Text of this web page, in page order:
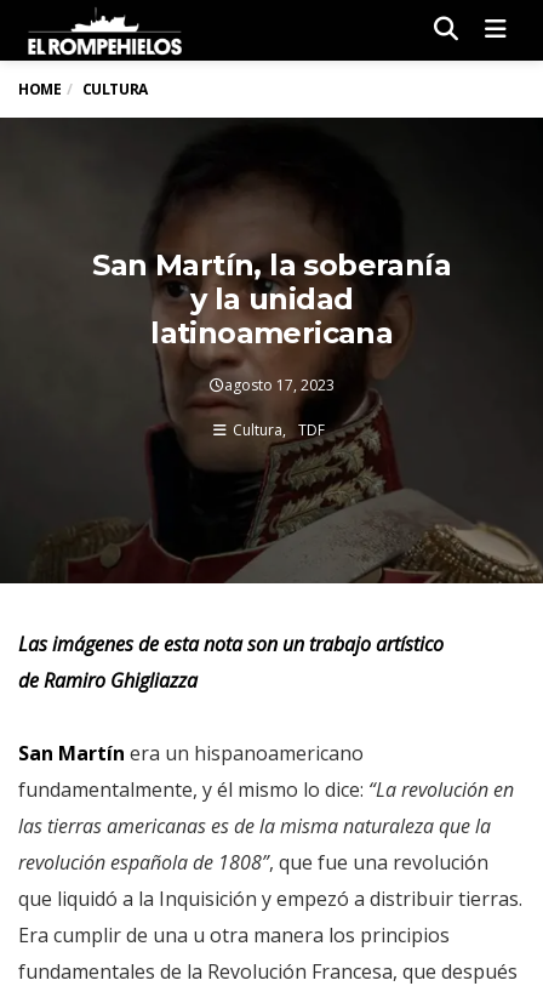
HOME CULTURA
San Martín, la soberanía
y la unidad
latinoamericana
agosto 17, 2023
Cultura TDF
Las imágenes de esta nota son un trabajo artístico
deRamiro Ghigliazza
San Martín era un hispanoamericano
fundamentalmente, y él mismo lo dice: “La revolución en
las tierras americanas es de la misma naturaleza que la
revolución española de 1808”, que fue una revolución
que liquidó a la Inquisición y empezó a distribuir tierras.
Era cumplir de una u otra manera los principios
fundamentales de la Revolución Francesa, que después